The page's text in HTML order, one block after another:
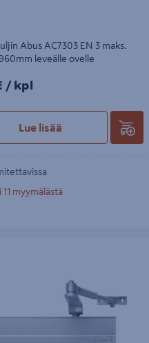
Abus AC7303 EN 3 maks.
leveälle ovelle
kpl
/ kpl
Lue lisää
11 myymälästä